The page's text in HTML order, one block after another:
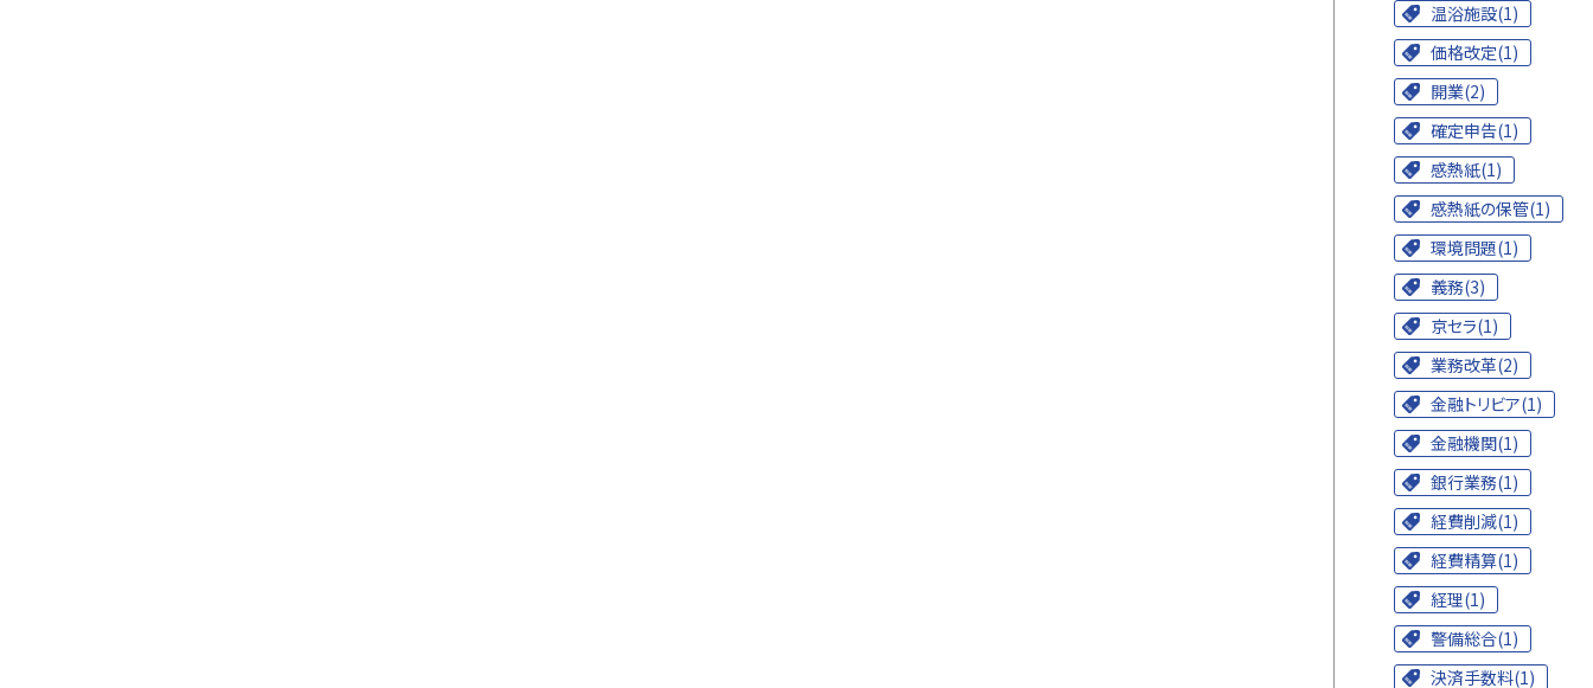
温浴施設(1)
価格改定(1)
開業(2)
確定申告(1)
感熱紙(1)
感熱紙の保管(1)
環境問題(1)
義務(3)
京セラ(1)
業務改革(2)
金融トリビア(1)
金融機関(1)
銀行業務(1)
経費削減(1)
経費精算(1)
経理(1)
警備総合(1)
決済手数料(1)